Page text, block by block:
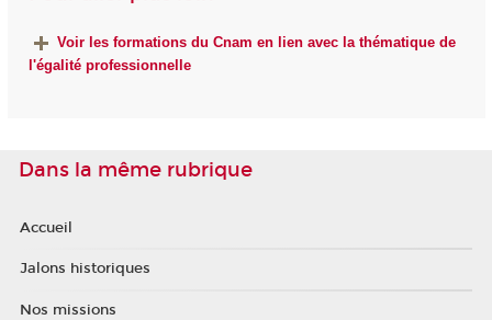
Voir les formations du Cnam en lien avec la thématique de
l'égalité professionnelle
Dans la même rubrique
Accueil
Jalons historiques
Nos missions